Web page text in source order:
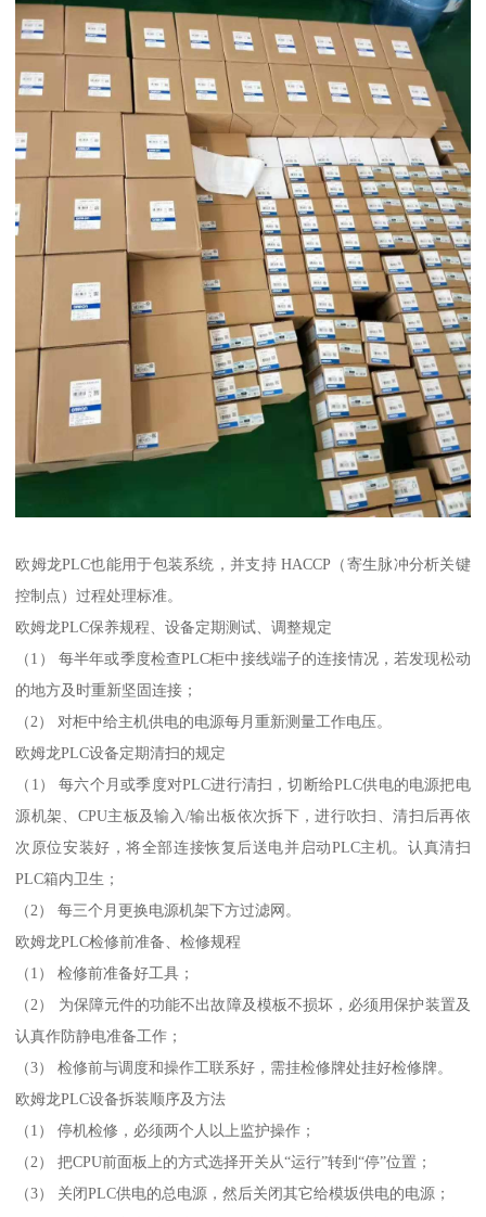
欧姆龙PLC也能用于包装系统，并支持 HACCP（寄生脉冲分析关键
控制点）过程处理标准。
欧姆龙PLC保养规程、设备定期测试、调整规定
（1） 每半年或季度检查PLC柜中接线端子的连接情况，若发现松动
的地方及时重新坚固连接；
（2） 对柜中给主机供电的电源每月重新测量工作电压。
欧姆龙PLC设备定期清扫的规定
（1） 每六个月或季度对PLC进行清扫，切断给PLC供电的电源把电
源机架、CPU主板及输入/输出板依次拆下，进行吹扫、清扫后再依
次原位安装好，将全部连接恢复后送电并启动PLC主机。认真清扫
PLC箱内卫生；
（2） 每三个月更换电源机架下方过滤网。
欧姆龙PLC检修前准备、检修规程
（1） 检修前准备好工具；
（2） 为保障元件的功能不出故障及模板不损坏，必须用保护装置及
认真作防静电准备工作；
（3） 检修前与调度和操作工联系好，需挂检修牌处挂好检修牌。
欧姆龙PLC设备拆装顺序及方法
（1） 停机检修，必须两个人以上监护操作；
（2） 把CPU前面板上的方式选择开关从“运行”转到“停”位置；
（3） 关闭PLC供电的总电源，然后关闭其它给模坂供电的电源；